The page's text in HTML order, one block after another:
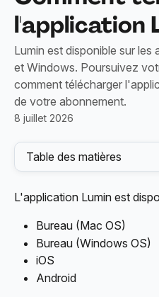
l'application
Lumin est disponible sur les
et Windows. Poursuivez
comment télécharger
de votre abonnement.
8 juillet 2026
Table des matières
L'application Lumin est
Bureau (Mac OS)
Bureau (Windows OS)
iOS
Android